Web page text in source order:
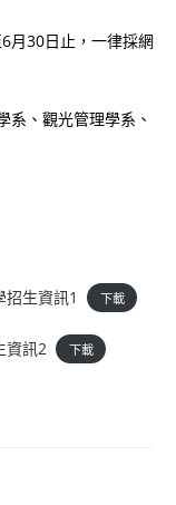
月30日止，一律採網
系、觀光管理學系、
生資訊1 下載
資訊2 下載